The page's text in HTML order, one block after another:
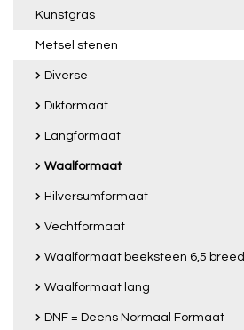
Kunstgras
Metsel stenen
Diverse
Dikformaat
Langformaat
Waalformaat
Hilversumformaat
Vechtformaat
Waalformaat beeksteen 6,5 breed
Waalformaat lang
DNF = Deens Normaal Formaat